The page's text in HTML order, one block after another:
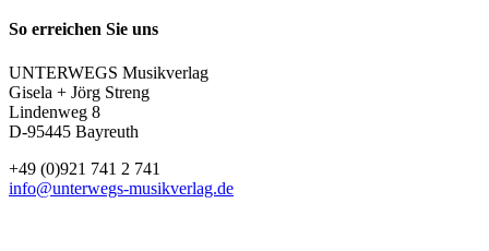
So erreichen Sie uns
UNTERWEGS Musikverlag
Gisela + Jörg Streng
Lindenweg 8
D-95445 Bayreuth
+49 (0)921 741 2 741
info@unterwegs-musikverlag.de